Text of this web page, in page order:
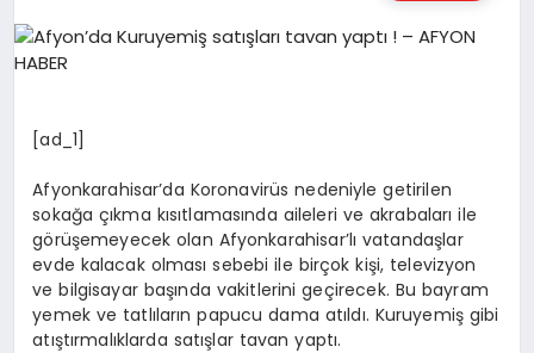
HABERLER
MAGAZIN
[ad_1]
Afyonkarahisar’da Koronavirüs nedeniyle getirilen
sokağa çıkma kısıtlamasında aileleri ve akrabaları ile
görüşemeyecek olan Afyonkarahisar’lı vatandaşlar
evde kalacak olması sebebi ile birçok kişi, televizyon
ve bilgisayar başında vakitlerini geçirecek. Bu bayram
yemek ve tatlıların papucu dama atıldı. Kuruyemiş gibi
atıştırmalıklarda satışlar tavan yaptı.